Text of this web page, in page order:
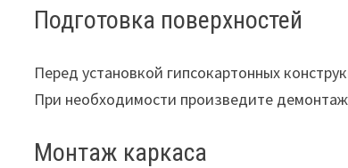
Подготовка поверхностей
Перед установкой гипсокартонных
При необходимости произведите
Монтаж каркаса